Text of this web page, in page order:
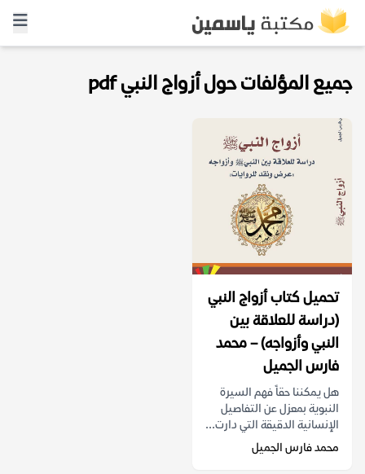
جميع المؤلفات حول أزواج النبي pdf
تحميل كتاب أزواج النبي
(دراسة للعلاقة بين
النبي وأزواجه) – محمد
فارس الجميل
هل يمكننا حقاً فهم السيرة
النبوية بمعزل عن التفاصيل
الإنسانية الدقيقة التي دارت...
محمد فارس الجميل